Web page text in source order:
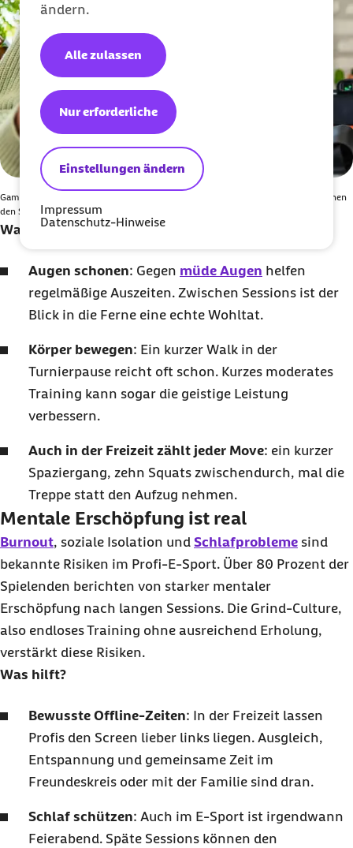
ändern.
Einstellungen ändern
Nur erforderliche
Alle zulassen
Impressum
Datenschutz-Hinweise
Gaming ist auf jeden Fall Leistungssport für deine Augen. Schenk ihnen zwischen
den Sessions etwas Ruhe.
Was hilft?
Augen schonen: Gegen müde Augen helfen
regelmäßige Auszeiten. Zwischen Sessions ist der
Blick in die Ferne eine echte Wohltat.
Körper bewegen: Ein kurzer Walk in der
Turnierpause reicht oft schon. Kurzes moderates
Training kann sogar die geistige Leistung
verbessern.
Auch in der Freizeit zählt jeder Move: ein kurzer
Spaziergang, zehn Squats zwischendurch, mal die
Treppe statt den Aufzug nehmen.
Mentale Erschöpfung ist real
Burnout, soziale Isolation und Schlafprobleme sind
bekannte Risiken im Profi-E-Sport. Über 80 Prozent der
Spielenden berichten von starker mentaler
Erschöpfung nach langen Sessions. Die Grind-Culture,
also endloses Training ohne ausreichend Erholung,
verstärkt diese Risiken.
Was hilft?
Bewusste Offline-Zeiten: In der Freizeit lassen
Profis den Screen lieber links liegen. Ausgleich,
Entspannung und gemeinsame Zeit im
Freundeskreis oder mit der Familie sind dran.
Schlaf schützen: Auch im E-Sport ist irgendwann
Feierabend. Späte Sessions können den